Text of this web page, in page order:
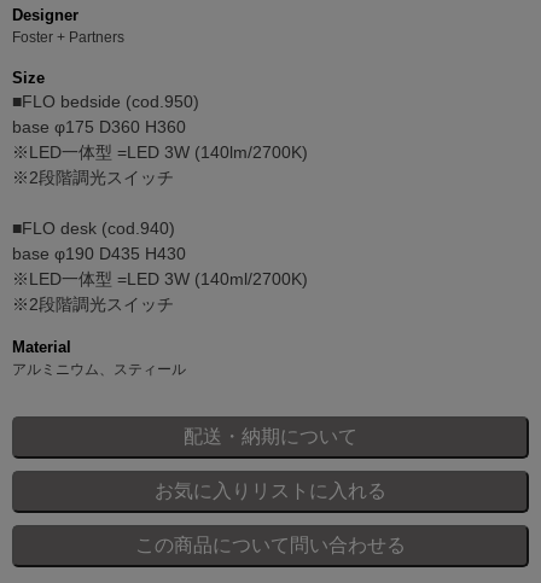
Designer
Foster + Partners
Size
■FLO bedside (cod.950)
base φ175 D360 H360
※LED一体型 =LED 3W (140lm/2700K)
※2段階調光スイッチ
■FLO desk (cod.940)
base φ190 D435 H430
※LED一体型 =LED 3W (140ml/2700K)
※2段階調光スイッチ
Material
アルミニウム、スティール